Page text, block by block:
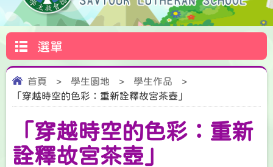
選單
首頁 > 學生園地 > 學生作品
>
「穿越時空的色彩：重新詮釋故宮茶壺」
「穿越時空的色彩：重新
詮釋故宮茶壺」